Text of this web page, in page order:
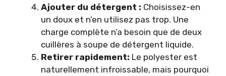
Ajouter du détergent : Choisissez-en
un doux et n’en utilisez pas trop. Une
charge complète n’a besoin que de deux
cuillères à soupe de détergent liquide.
Retirer rapidement: Le polyester est
naturellement infroissable, mais pourquoi